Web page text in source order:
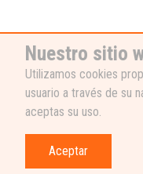
Nuestro sitio
Utilizamos cookies
usuario a través de su
aceptas su uso.
Aceptar
¿NECESITAS AYUDA?
Nuestro equipo de soporte